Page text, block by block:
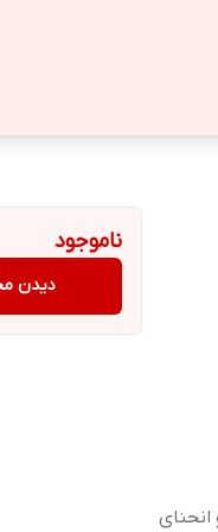
ناموجود
دیدن